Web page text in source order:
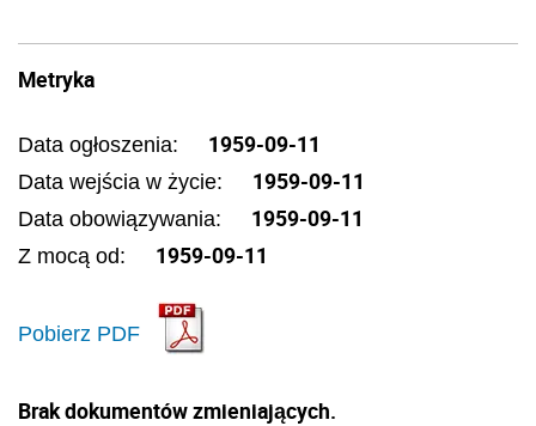
Metryka
Data ogłoszenia: 1959-09-11
Data wejścia w życie: 1959-09-11
Data obowiązywania: 1959-09-11
Z mocą od: 1959-09-11
Pobierz PDF
Brak dokumentów zmieniających.